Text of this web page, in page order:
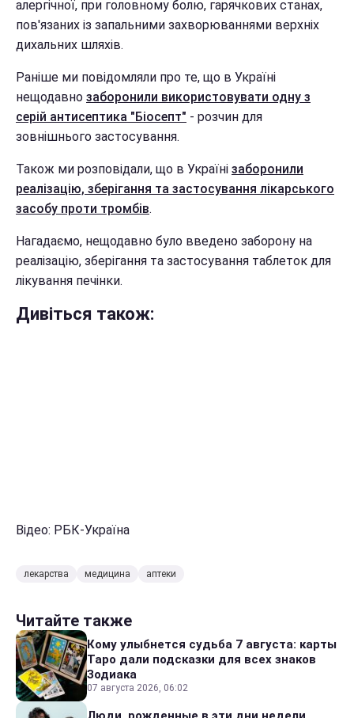
алергічної, при головному болю, гарячкових станах,
пов'язаних із запальними захворюваннями верхніх
дихальних шляхів.
Раніше ми повідомляли про те, що в Україні
нещодавно заборонили використовувати одну з
серій антисептика "Біосепт" - розчин для
зовнішнього застосування.
Також ми розповідали, що в Україні заборонили
реалізацію, зберігання та застосування лікарського
засобу проти тромбів.
Нагадаємо, нещодавно було введено заборону на
реалізацію, зберігання та застосування таблеток для
лікування печінки.
Дивіться також:
Відео: РБК-Україна
лекарства медицина аптеки
Читайте также
Кому улыбнется судьба 7 августа: карты
Таро дали подсказки для всех знаков
Зодиака
07 августа 2026, 06:02